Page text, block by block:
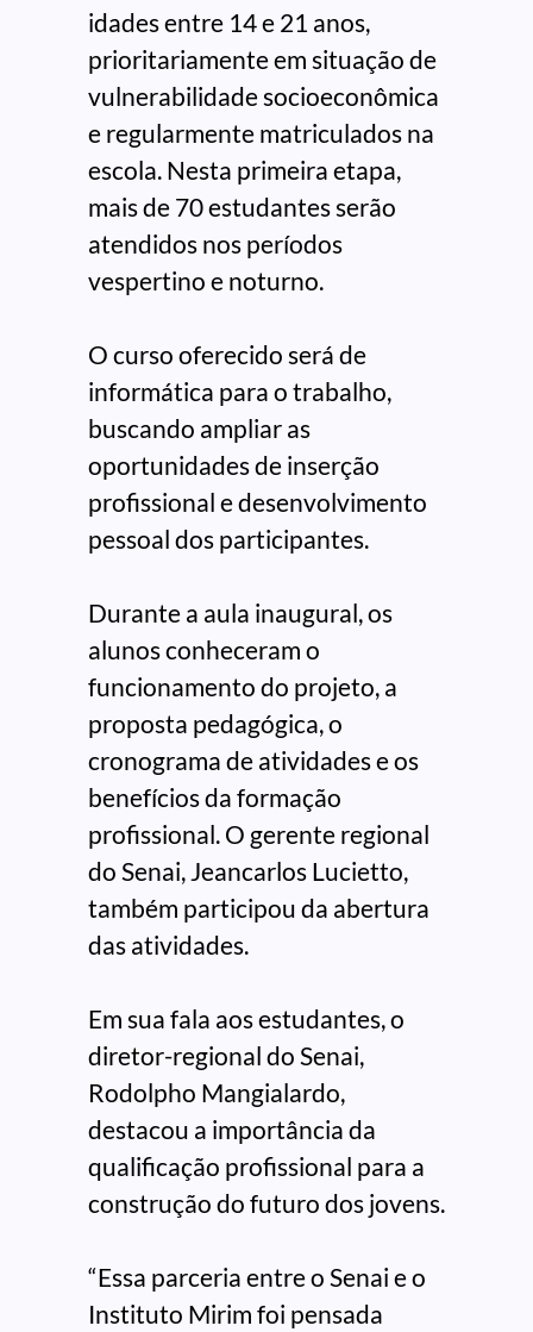
idades entre 14 e 21 anos,
prioritariamente em situação de
vulnerabilidade socioeconômica
e regularmente matriculados na
escola. Nesta primeira etapa,
mais de 70 estudantes serão
atendidos nos períodos
vespertino e noturno.
O curso oferecido será de
informática para o trabalho,
buscando ampliar as
oportunidades de inserção
profissional e desenvolvimento
pessoal dos participantes.
Durante a aula inaugural, os
alunos conheceram o
funcionamento do projeto, a
proposta pedagógica, o
cronograma de atividades e os
benefícios da formação
profissional. O gerente regional
do Senai, Jeancarlos Lucietto,
também participou da abertura
das atividades.
Em sua fala aos estudantes, o
diretor-regional do Senai,
Rodolpho Mangialardo,
destacou a importância da
qualificação profissional para a
construção do futuro dos jovens.
“Essa parceria entre o Senai e o
Instituto Mirim foi pensada